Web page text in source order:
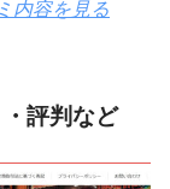
内容を見る
評判など